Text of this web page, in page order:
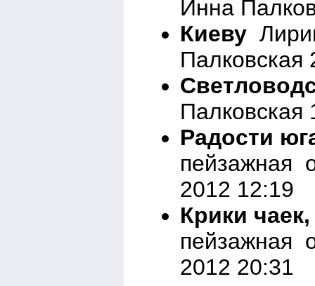
Инна
Киеву
Палковская
Палковская
Радости
пейзажная
2012 12:19
Крики
пейзажная
2012 20:31